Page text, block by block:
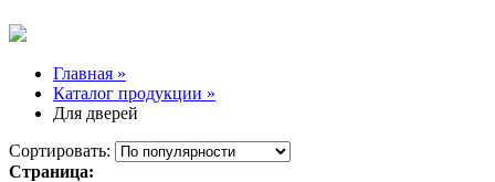
Главная »
Каталог продукции »
Для дверей
Сортировать:
Страница: